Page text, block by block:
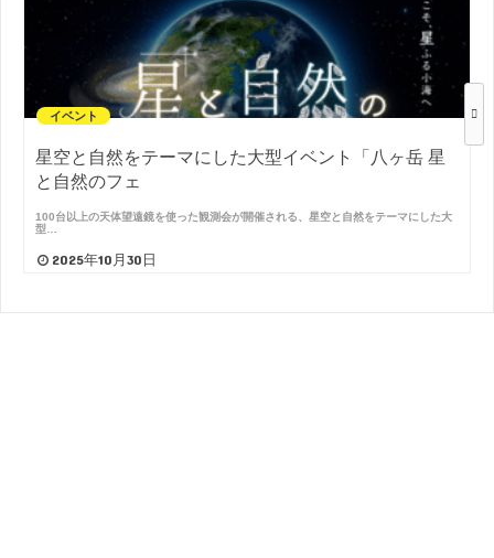
イベント
星空と自然をテーマにした大型イベント「八ヶ岳 星
と自然のフェ
100台以上の天体望遠鏡を使った観測会が開催される、星空と自然をテーマにした大
型…
2025年10月30日